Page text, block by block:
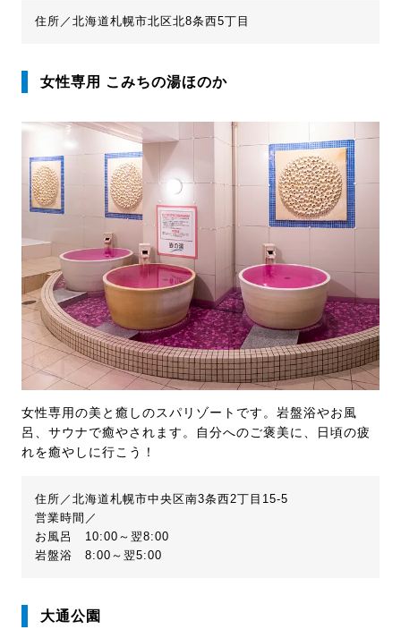
住所／北海道札幌市北区北8条西5丁目
女性専用 こみちの湯ほのか
女性専用の美と癒しのスパリゾートです。岩盤浴やお風
呂、サウナで癒やされます。自分へのご褒美に、日頃の疲
れを癒やしに行こう！
住所／北海道札幌市中央区南3条西2丁目15-5
営業時間／
お風呂 10:00～翌8:00
岩盤浴 8:00～翌5:00
大通公園